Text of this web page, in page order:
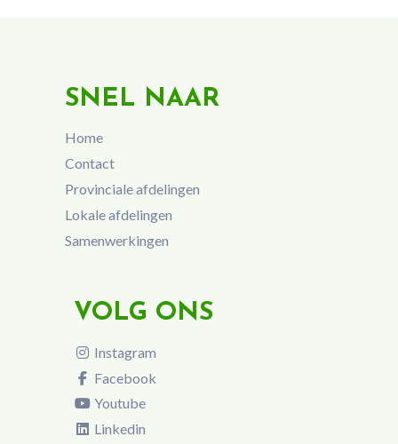
SNEL NAAR
Home
Contact
Provinciale afdelingen
Lokale afdelingen
Samenwerkingen
VOLG ONS
Instagram
Facebook
Youtube
Linkedin